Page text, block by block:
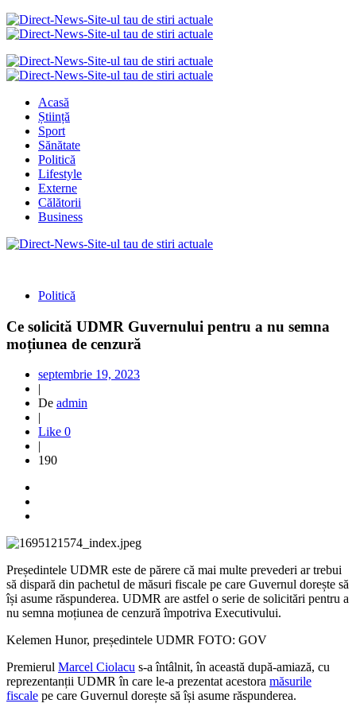
Acasă
Știință
Sport
Sănătate
Politică
Lifestyle
Externe
Călătorii
Business
Politică
Ce solicită UDMR Guvernului pentru a nu semna
moțiunea de cenzură
septembrie 19, 2023
|
De admin
|
Like 0
|
190
Președintele UDMR este de părere că mai multe prevederi ar trebui
să dispară din pachetul de măsuri fiscale pe care Guvernul dorește să
își asume răspunderea. UDMR are astfel o serie de solicitări pentru a
nu semna moțiunea de cenzură împotriva Executivului.
Kelemen Hunor, președintele UDMR FOTO: GOV
Premierul Marcel Ciolacu s-a întâlnit, în această după-amiază, cu
reprezentanții UDMR în care le-a prezentat acestora măsurile
fiscale pe care Guvernul dorește să își asume răspunderea.